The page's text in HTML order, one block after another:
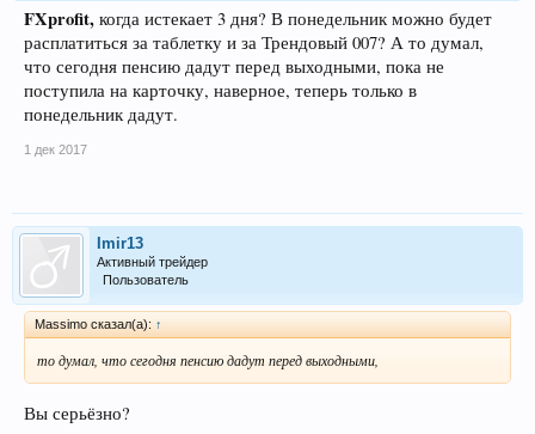
FXprofit, когда истекает 3 дня? В понедельник можно будет
расплатиться за таблетку и за Трендовый 007? А то думал,
что сегодня пенсию дадут перед выходными, пока не
поступила на карточку, наверное, теперь только в
понедельник дадут.
1 дек 2017
Imir13
Активный трейдер
Пользователь
Massimo сказал(а): ↑
то думал, что сегодня пенсию дадут перед выходными,
Вы серьёзно?